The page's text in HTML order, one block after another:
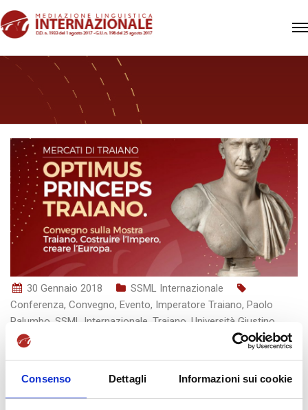
Consenso Dettagli Informazioni sui cookie
30 Gennaio 2018
SSML Internazionale
Conferenza, Convegno, Evento, Imperatore Traiano, Paolo
Palumbo SSML Internazionale Traiano Università Giustino
Fortunato
Il Prof. Palumbo al Convegno su
Traiano a Roma